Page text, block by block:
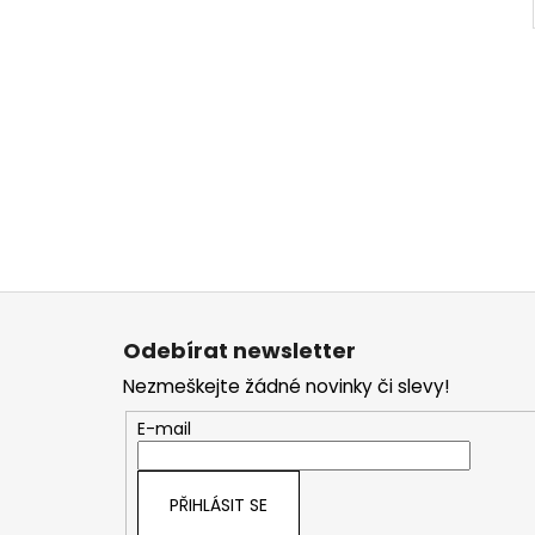
Odebírat newsletter
Nezmeškejte žádné novinky či slevy!
E-mail
PŘIHLÁSIT SE